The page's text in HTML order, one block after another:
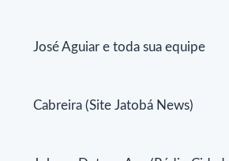
José Aguiar e toda sua equipe
Cabreira (Site Jatobá News)